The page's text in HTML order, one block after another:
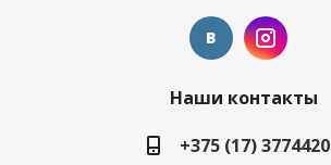
Наши контакты
+375 (17) 3774420